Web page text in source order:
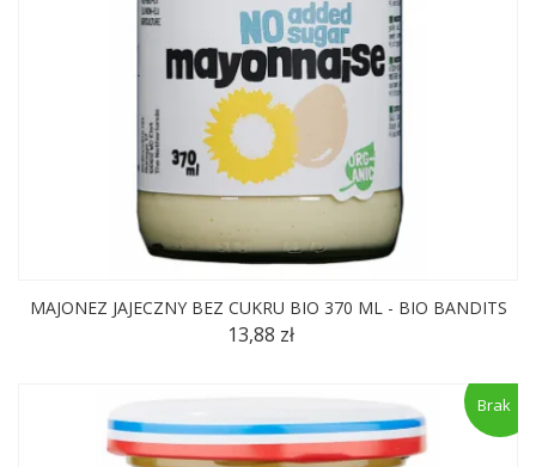
MAJONEZ JAJECZNY BEZ CUKRU BIO 370 ML - BIO BANDITS
13,88 zł
Brak